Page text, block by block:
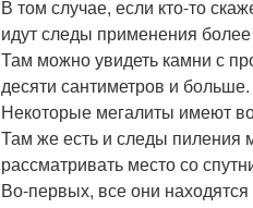
В том случае, если кто-то
идут следы применения
Там можно увидеть камни с
десяти сантиметров и больше.
Некоторые мегалиты имеют
Там же есть и следы пиления
рассматривать место со
Во-первых, все они